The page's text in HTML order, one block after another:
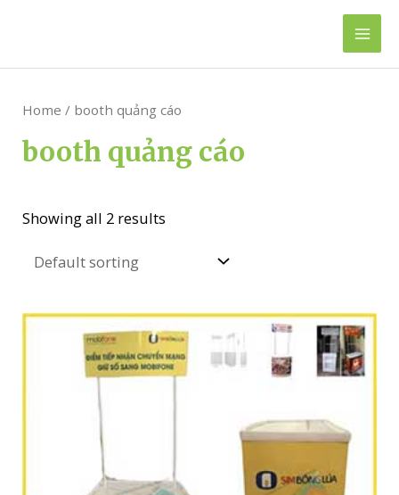
Main
Home / booth quảng cáo
booth quảng cáo
Showing all 2 results